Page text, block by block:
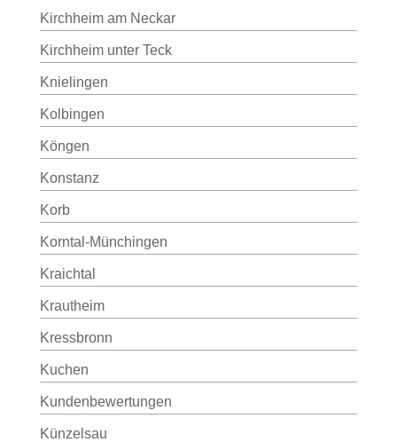
Kirchheim am Neckar
Kirchheim unter Teck
Knielingen
Kolbingen
Köngen
Konstanz
Korb
Korntal-Münchingen
Kraichtal
Krautheim
Kressbronn
Kuchen
Kundenbewertungen
Künzelsau